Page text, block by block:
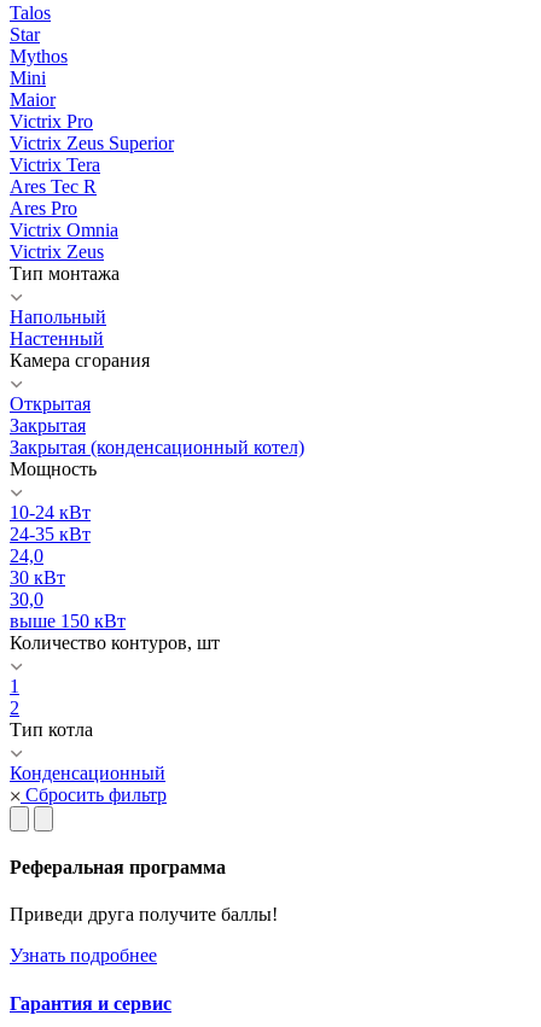
Talos
Star
Mythos
Mini
Maior
Victrix Pro
Victrix Zeus Superior
Victrix Tera
Ares Tec R
Ares Pro
Victrix Omnia
Victrix Zeus
Тип монтажа
Напольный
Настенный
Камера сгорания
Открытая
Закрытая
Закрытая (конденсационный котел)
Мощность
10-24 кВт
24-35 кВт
24,0
30 кВт
30,0
выше 150 кВт
Количество контуров, шт
1
2
Тип котла
Конденсационный
Сбросить фильтр
Реферальная программа
Приведи друга получите баллы!
Узнать подробнее
Гарантия и сервис